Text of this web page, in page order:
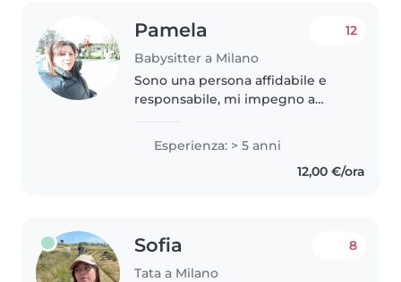
Pamela
Babysitter a Milano
12
Sono una persona affidabile e
responsabile, mi impegno a
garantire la loro sicurezza e
benessere. Ho esperienza nella
cura dei bambini, so come
Esperienza: > 5 anni
12,00 €/ora
Sofia
Tata a Milano
8